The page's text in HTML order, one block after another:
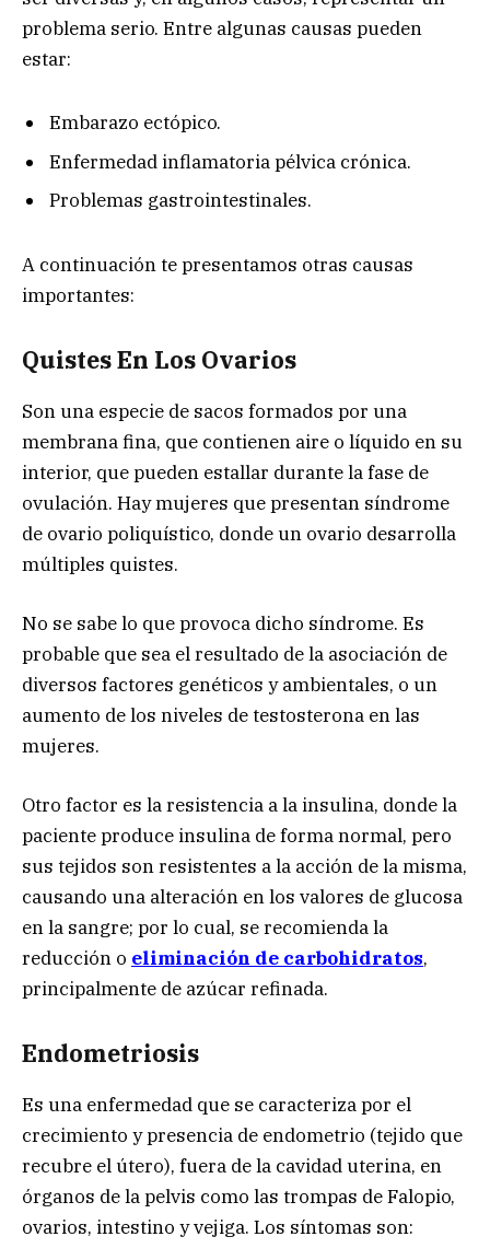
problema serio. Entre algunas causas pueden
estar:
Embarazo ectópico.
Enfermedad inflamatoria pélvica crónica.
Problemas gastrointestinales.
A continuación te presentamos otras causas
importantes:
Quistes En Los Ovarios
Son una especie de sacos formados por una
membrana fina, que contienen aire o líquido en su
interior, que pueden estallar durante la fase de
ovulación. Hay mujeres que presentan síndrome
de ovario poliquístico, donde un ovario desarrolla
múltiples quistes.
No se sabe lo que provoca dicho síndrome. Es
probable que sea el resultado de la asociación de
diversos factores genéticos y ambientales, o un
aumento de los niveles de testosterona en las
mujeres.
Otro factor es la resistencia a la insulina, donde la
paciente produce insulina de forma normal, pero
sus tejidos son resistentes a la acción de la misma,
causando una alteración en los valores de glucosa
en la sangre; por lo cual, se recomienda la
reducción o eliminación de carbohidratos,
principalmente de azúcar refinada.
Endometriosis
Es una enfermedad que se caracteriza por el
crecimiento y presencia de endometrio (tejido que
recubre el útero), fuera de la cavidad uterina, en
órganos de la pelvis como las trompas de Falopio,
ovarios, intestino y vejiga. Los síntomas son: